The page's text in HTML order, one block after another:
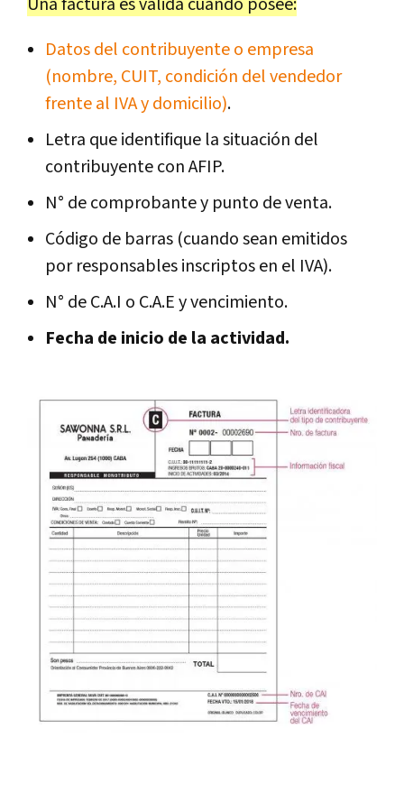
Datos del contribuyente o empresa
(nombre, CUIT, condición del vendedor
frente al IVA y domicilio).
Letra que identifique la situación del
contribuyente con AFIP.
N° de comprobante y punto de venta.
Código de barras (cuando sean emitidos
por responsables inscriptos en el IVA).
N° de C.A.I o C.A.E y vencimiento.
Fecha de inicio de la actividad.